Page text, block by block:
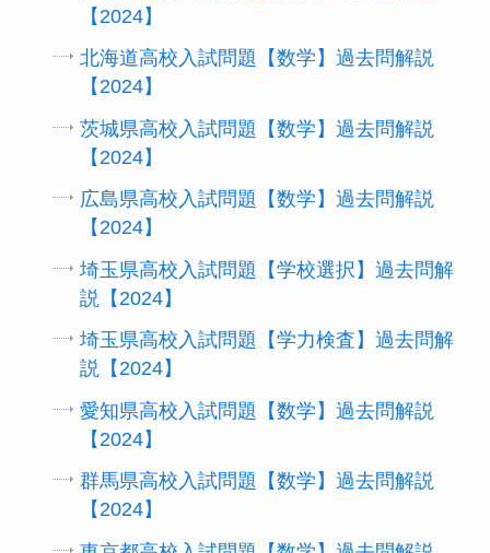
【2024】
北海道高校入試問題【数学】過去問解説
【2024】
茨城県高校入試問題【数学】過去問解説
【2024】
広島県高校入試問題【数学】過去問解説
【2024】
埼玉県高校入試問題【学校選択】過去問解
説【2024】
埼玉県高校入試問題【学力検査】過去問解
説【2024】
愛知県高校入試問題【数学】過去問解説
【2024】
群馬県高校入試問題【数学】過去問解説
【2024】